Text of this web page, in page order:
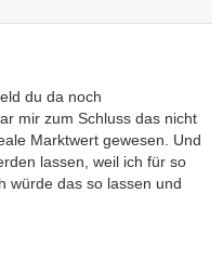
du da noch
mir zum Schluss das nicht
Marktwert gewesen. Und
lassen, weil ich für so
würde das so lassen und